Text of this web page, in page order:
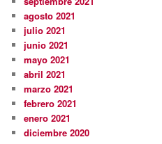
agosto 2021
julio 2021
junio 2021
mayo 2021
abril 2021
marzo 2021
febrero 2021
enero 2021
diciembre 2020